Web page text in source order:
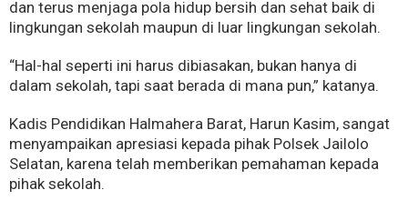
dan terus menjaga pola hidup bersih dan sehat baik di
lingkungan sekolah maupun di luar lingkungan sekolah.
“Hal-hal seperti ini harus dibiasakan, bukan hanya di
dalam sekolah, tapi saat berada di mana pun,” katanya.
Kadis Pendidikan Halmahera Barat, Harun Kasim, sangat
menyampaikan apresiasi kepada pihak Polsek Jailolo
Selatan, karena telah memberikan pemahaman kepada
pihak sekolah.